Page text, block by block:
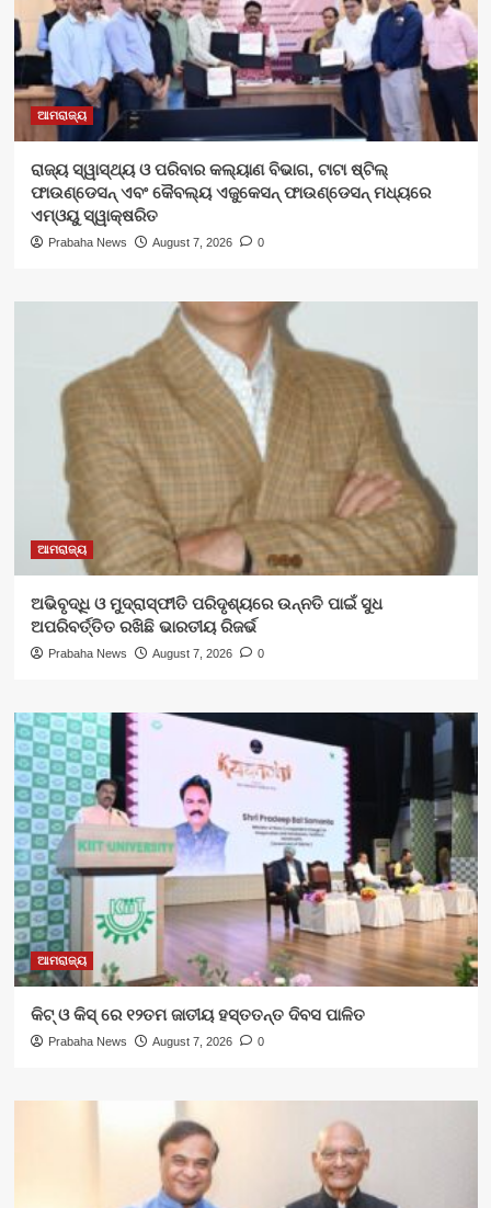
ଆମରାଜ୍ୟ
ରାଜ୍ୟ ସ୍ୱାସ୍ଥ୍ୟ ଓ ପରିବାର କଲ୍ୟାଣ ବିଭାଗ, ଟାଟା ଷ୍ଟିଲ୍
ଫାଉଣ୍ଡେସନ୍ ଏବଂ କୈବଲ୍ୟ ଏଜୁକେସନ୍ ଫାଉଣ୍ଡେସନ୍ ମଧ୍ୟରେ
ଏମ୍‌ଓୟୁ ସ୍ୱାକ୍ଷରିତ
Prabaha News August 7, 2026 0
ଆମରାଜ୍ୟ
ଅଭିବୃଦ୍ଧି ଓ ମୁଦ୍ରାସ୍ଫୀତି ପରିଦୃଶ୍ୟରେ ଉନ୍ନତି ପାଇଁ ସୁଧ
ଅପରିବର୍ତ୍ତିତ ରଖିଛି ଭାରତୀୟ ରିଜର୍ଭ
Prabaha News August 7, 2026 0
ଆମରାଜ୍ୟ
କିଟ୍‍ ଓ କିସ୍‍ ରେ ୧୨ତମ ଜାତୀୟ ହସ୍ତତନ୍ତ ଦିବସ ପାଳିତ
Prabaha News August 7, 2026 0